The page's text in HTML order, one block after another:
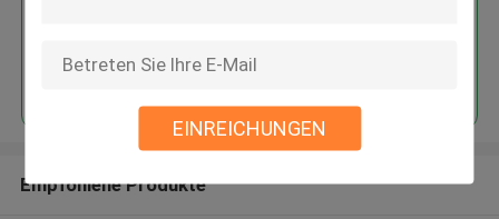
EINREICHUNGEN
Fortsetzen
Empfohlene Produkte